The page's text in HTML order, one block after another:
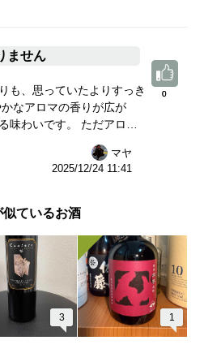
ません
も、思っていたよりすっき
なアロマの香りが広が
味わいです。 ただアロマ
。
マヤ
2025/12/24 11:41
0
0
似ているお酒
3 1